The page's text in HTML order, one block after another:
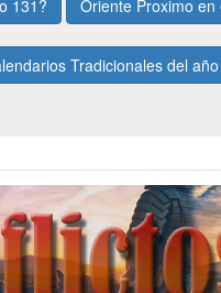
131?
Oriente Proximo en
Tradicionales del